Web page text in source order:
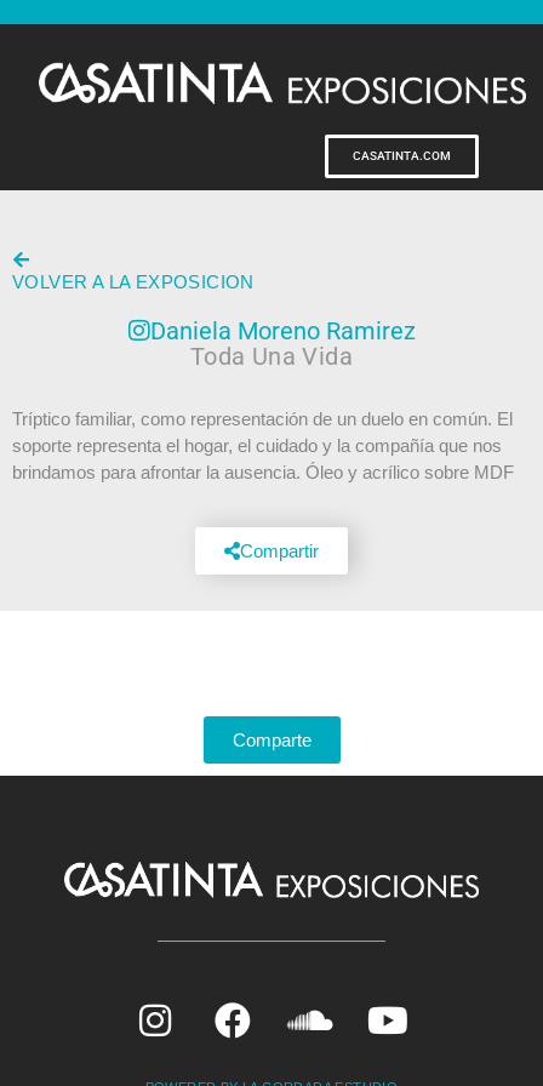
CASATINTA.COM
VOLVER A LA EXPOSICION
Daniela Moreno Ramirez
Toda Una Vida
Tríptico familiar, como representación de un duelo en común. El
soporte representa el hogar, el cuidado y la compañía que nos
brindamos para afrontar la ausencia. Óleo y acrílico sobre MDF
Compartir
Comparte